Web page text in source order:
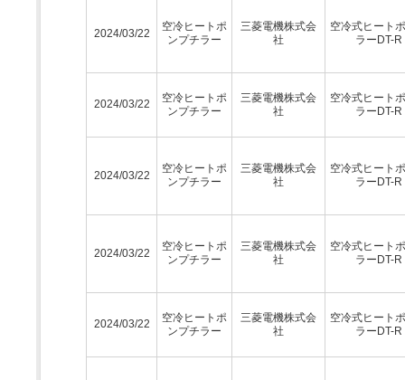
2024/03/22
空冷ヒートポ
ンプチラー
三菱電機株式会
社
空冷式ヒート
ラーDT-
2024/03/22
空冷ヒートポ
ンプチラー
三菱電機株式会
社
空冷式ヒート
ラーDT-
2024/03/22
空冷ヒートポ
ンプチラー
三菱電機株式会
社
空冷式ヒート
ラーDT-
2024/03/22
空冷ヒートポ
ンプチラー
三菱電機株式会
社
空冷式ヒート
ラーDT-
2024/03/22
空冷ヒートポ
ンプチラー
三菱電機株式会
社
空冷式ヒート
ラーDT-